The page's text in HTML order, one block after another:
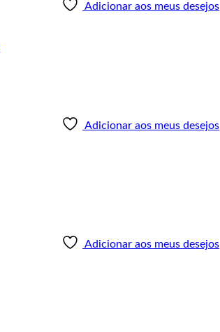
Adicionar aos meus desejos
Adicionar aos meus desejos
Adicionar aos meus desejos